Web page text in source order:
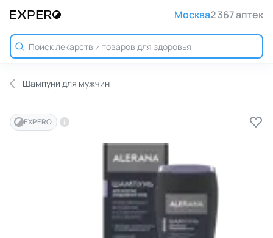
Москва2 367 аптек
Шампуни для мужчин
EXPERO